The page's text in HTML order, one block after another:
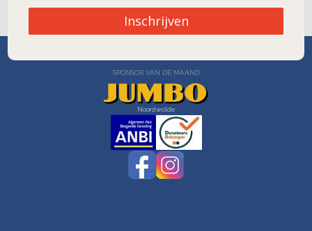
SPONSOR VAN DE MAAND
Noordwolde
Inschrijven